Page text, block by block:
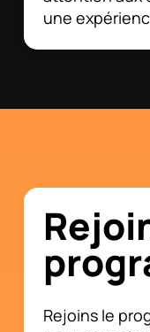
une
Rejoins le